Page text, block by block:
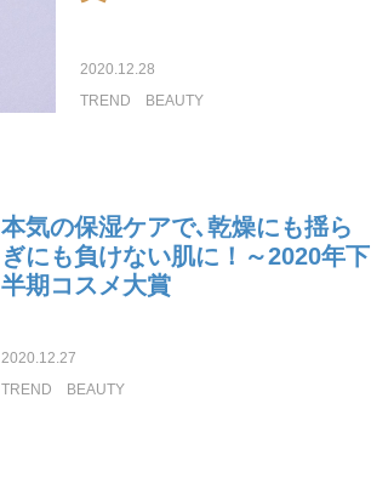
2020.12.28
TREND
BEAUTY
本気の保湿ケアで､乾燥にも揺ら
ぎにも負けない肌に！～2020年下
半期コスメ大賞
2020.12.27
TREND
BEAUTY